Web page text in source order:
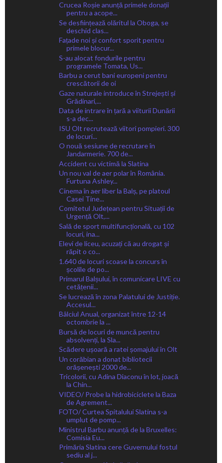
Crucea Roșie anunță primele donații
pentru a acope...
Se desființează olăritul la Oboga, se
deschid clas...
Fațade noi și confort sporit pentru
primele blocur...
S-au alocat fondurile pentru
programele Tomata, Us...
Barbu a cerut bani europeni pentru
crescătorii de oi
Gaze naturale introduce în Strejești și
Grădinari,...
Data de intrare în țară a viiturii Dunării
s-a dec...
ISU Olt recrutează viitori pompieri. 300
de locuri...
O nouă sesiune de recrutare în
Jandarmerie. 700 de...
Accident cu victimă la Slatina
Un nou val de aer polar în România.
Furtuna Ashley...
Cinema în aer liber la Balș, pe platoul
Casei Tine...
Comitetul Județean pentru Situații de
Urgență Olt,...
Sală de sport multifuncțională, cu 102
locuri, ina...
Elevi de liceu, acuzați că au drogat și
răpit o co...
1.640 de locuri scoase la concurs în
școlile de po...
Primarul Balșului, în comunicare LIVE cu
cetățenii...
Se lucrează în zona Palatului de Justiție.
Accesul...
Bâlciul Anual, organizat între 12-14
octombrie la ...
Bursă de locuri de muncă pentru
absolvenți, la Sla...
Scădere ușoară a ratei șomajului în Olt
Un corăbian a donat bibliotecii
orășenești 2000 de...
Tricolorii, cu Adina Diaconu în lot, joacă
la Chin...
VIDEO/ Probe la hidrobiciclete la Baza
de Agrement...
FOTO/ Curtea Spitalului Slatina s-a
umplut de pomp...
Ministrul Barbu anunță de la Bruxelles:
Comisia Eu...
Primăria Slatina cere Guvernului fostul
sediu al j...